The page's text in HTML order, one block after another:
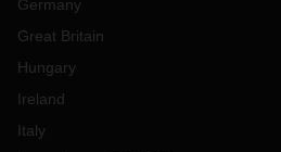
Germany
Great Britain
Hungary
Ireland
Italy